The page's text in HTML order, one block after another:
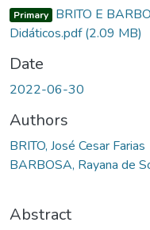
Primary BRITO E
Didáticos.pdf(2.09 MB)
Date
2022-06-30
Authors
BRITO, José Cesar Farias
BARBOSA, Rayana de
Abstract